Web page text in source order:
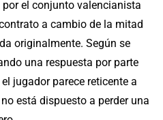
el conjunto valencianista
a cambio de la mitad
originalmente. Según se
una respuesta por parte
jugador parece reticente a
está dispuesto a perder una